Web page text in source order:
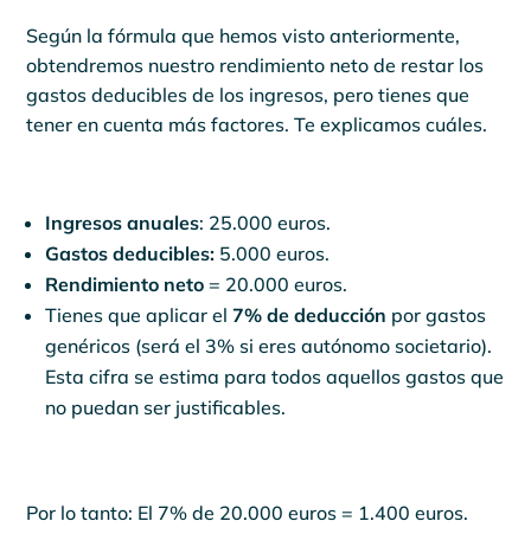
Según la fórmula que hemos visto anteriormente,
obtendremos nuestro rendimiento neto de restar los
gastos deducibles de los ingresos, pero tienes que
tener en cuenta más factores. Te explicamos cuáles.
Ingresos anuales: 25.000 euros.
Gastos deducibles: 5.000 euros.
Rendimiento neto = 20.000 euros.
Tienes que aplicar el 7% de deducción por gastos
genéricos (será el 3% si eres autónomo societario).
Esta cifra se estima para todos aquellos gastos que
no puedan ser justificables.
Por lo tanto: El 7% de 20.000 euros = 1.400 euros.